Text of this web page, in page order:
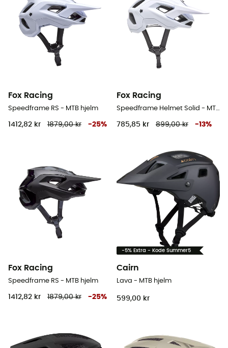
Fox Racing
Speedframe RS - MTB hjelm
1412,82 kr 1879,00 kr -25%
Fox Racing
785,85 kr 899,00 kr -13%
Fox Racing
Speedframe RS - MTB hjelm
1412,82 kr 1879,00 kr -25%
-5% Extra - Kode Summer5
Cairn
Lava - MTB hjelm
599,00 kr